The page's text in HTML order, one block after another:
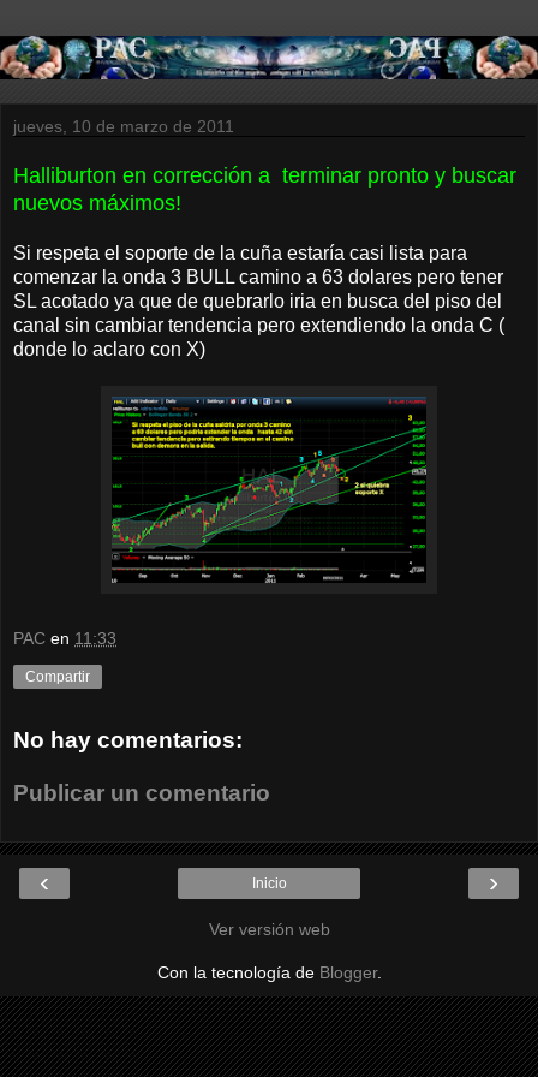
jueves, 10 de marzo de 2011
Halliburton en corrección a terminar pronto y buscar
nuevos máximos!
Si respeta el soporte de la cuña estaría casi lista para
comenzar la onda 3 BULL camino a 63 dolares pero tener
SL acotado ya que de quebrarlo iria en busca del piso del
canal sin cambiar tendencia pero extendiendo la onda C (
donde lo aclaro con X)
PAC en 11:33
Compartir
No hay comentarios:
Publicar un comentario
‹ ›
Inicio
Ver versión web
Con la tecnología de Blogger.